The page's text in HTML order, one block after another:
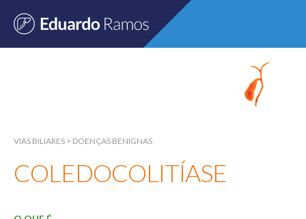
Início
Especialidades
VIAS BILIARES > DOENÇAS BENIGNAS
COLEDOCOLITÍASE